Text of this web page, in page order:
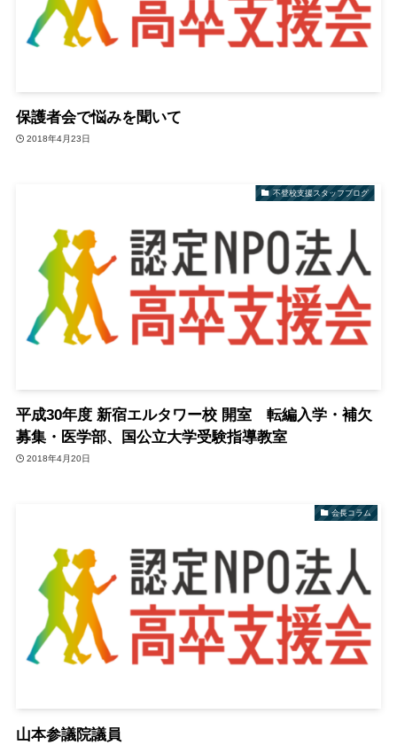
保護者会で悩みを聞いて
2018年4月23日
不登校支援スタッフブログ
平成30年度 新宿エルタワー校 開室 転編入学・補欠
募集・医学部、国公立大学受験指導教室
2018年4月20日
会長コラム
山本参議院議員